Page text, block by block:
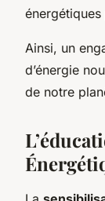
Ainsi, un
d’énergie
de notre